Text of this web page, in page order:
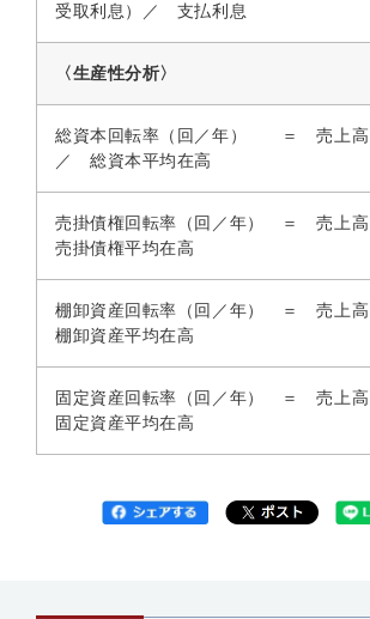
受取利息）／ 支払利息
〈生産性分析〉
総資本回転率（回／年） ＝ 売上
／ 総資本平均在高
売掛債権回転率（回／年） ＝
売掛債権平均在高
棚卸資産回転率（回／年） ＝
棚卸資産平均在高
固定資産回転率（回／年） ＝
固定資産平均在高